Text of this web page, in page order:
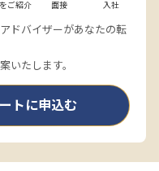
ご紹介
面接
入社
ドバイザーがあなたの転
いたします。
トに申込む